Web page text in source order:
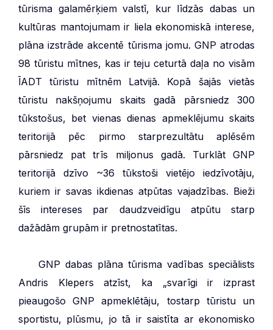
tūrisma galamērķiem valstī, kur līdzās dabas un
kultūras mantojumam ir liela ekonomiskā interese,
plāna izstrāde akcentē tūrisma jomu. GNP atrodas
98 tūristu mītnes, kas ir teju ceturtā daļa no visām
ĪADT tūristu mītnēm Latvijā. Kopā šajās vietās
tūristu nakšņojumu skaits gadā pārsniedz 300
tūkstošus, bet vienas dienas apmeklējumu skaits
teritorijā pēc pirmo starprezultātu aplēsēm
pārsniedz pat trīs miljonus gadā. Turklāt GNP
teritorijā dzīvo ~36 tūkstoši vietējo iedzīvotāju,
kuriem ir savas ikdienas atpūtas vajadzības. Bieži
šīs intereses par daudzveidīgu atpūtu starp
dažādām grupām ir pretnostatītas.
GNP dabas plāna tūrisma vadības speciālists
Andris Klepers atzīst, ka „svarīgi ir izprast
pieaugošo GNP apmeklētāju, tostarp tūristu un
sportistu, plūsmu, jo tā ir saistīta ar ekonomisko